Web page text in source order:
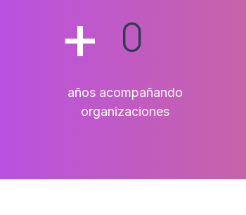
0
+
años acompañando
organizaciones